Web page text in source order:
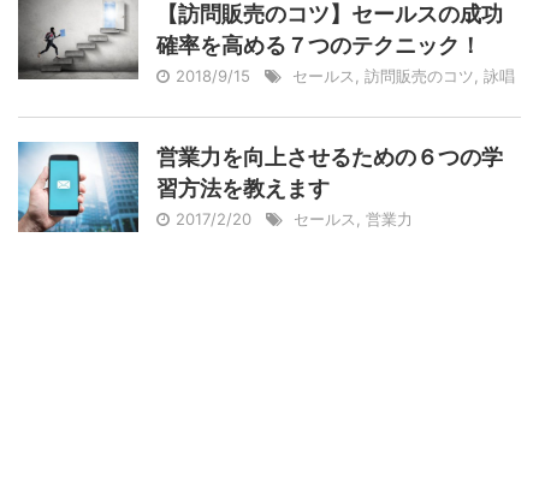
【訪問販売のコツ】セールスの成功
確率を高める７つのテクニック！
2018/9/15 セールス 訪問販売のコツ 詠唱
営業力を向上させるための６つの学
習方法を教えます
2017/2/20 セールス 営業力